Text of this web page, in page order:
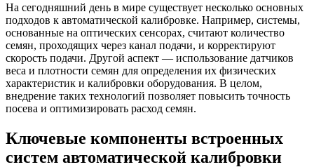
На сегодняшний день в мире существует несколько основных
подходов к автоматической калибровке. Например, системы,
основанные на оптических сенсорах, считают количество
семян, проходящих через канал подачи, и корректируют
скорость подачи. Другой аспект — использование датчиков
веса и плотности семян для определения их физических
характеристик и калибровки оборудования. В целом,
внедрение таких технологий позволяет повысить точность
посева и оптимизировать расход семян.
Ключевые компоненты встроенных
систем автоматической калибровки